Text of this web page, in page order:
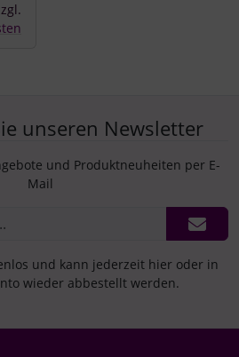
unseren Newsletter
und Produktneuheiten per E-
Mail
und kann jederzeit hier oder in
wieder abbestellt werden.